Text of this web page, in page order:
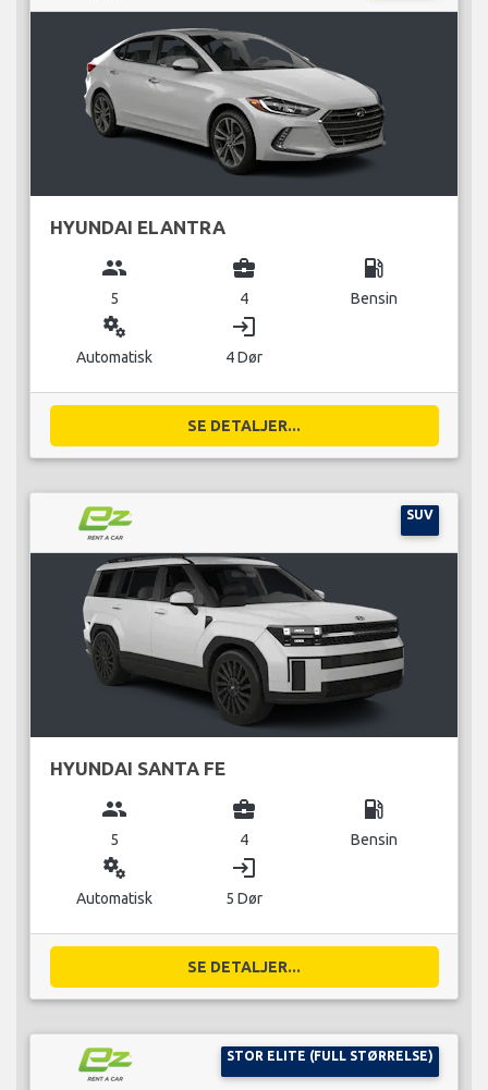
HYUNDAI ELANTRA
group
5
business_center
4
local_gas_station
Bensin
miscellaneous_services
Automatisk
login
4 Dør
SE DETALJER...
SUV
HYUNDAI SANTA FE
group
5
business_center
4
local_gas_station
Bensin
miscellaneous_services
Automatisk
login
5 Dør
SE DETALJER...
STOR ELITE (FULL STØRRELSE)